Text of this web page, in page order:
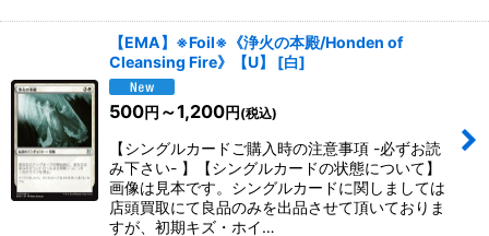
【EMA】※Foil※《浄火の本殿/Honden of
Cleansing Fire》【U】
[白]
500円 ～1,200円 (税込)
【シングルカードご購入時の注意事項 -必ずお読
み下さい- 】【シングルカードの状態について】
画像は見本です。シングルカードに関しましては
店頭買取にて良品のみを出品させて頂いておりま
すが、初期キズ・ホイ…